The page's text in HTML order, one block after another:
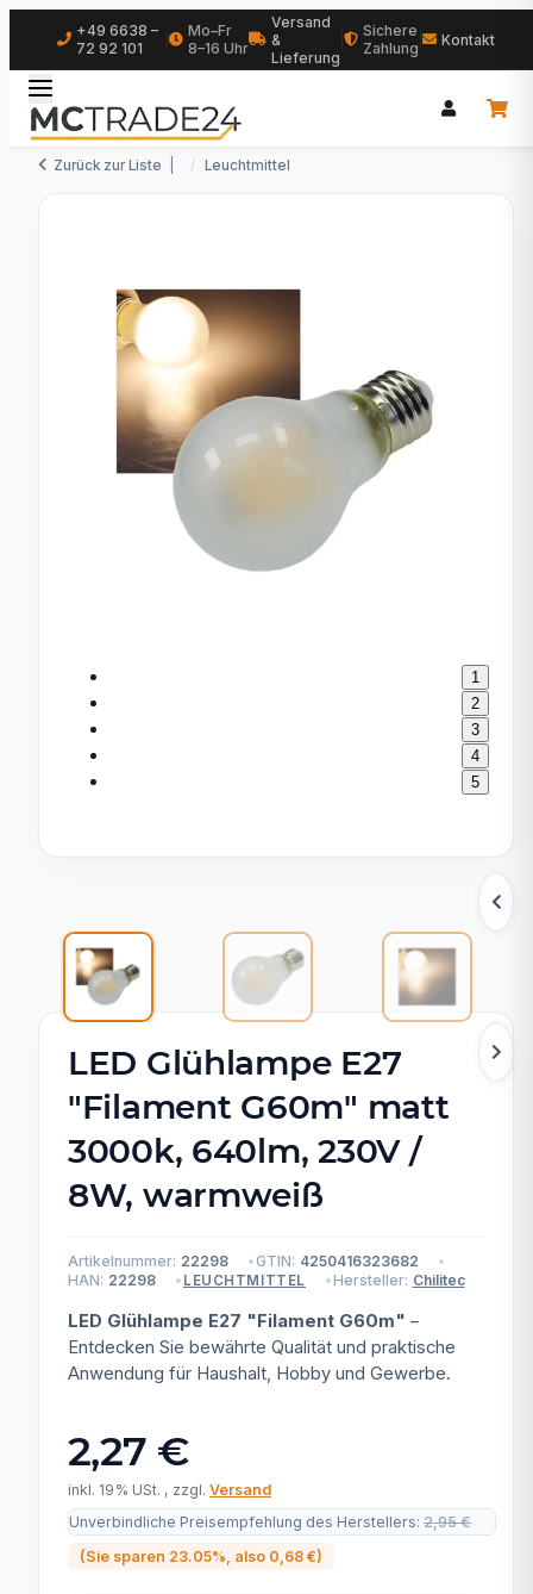
+49 6638 –
72 92 101
Mo–Fr
8–16 Uhr
Versand
&
Lieferung
Sichere
Zahlung
Kontakt
Zurück zur Liste Leuchtmittel
1
2
3
4
5
LED Glühlampe E27
"Filament G60m" matt
3000k, 640lm, 230V /
8W, warmweiß
Artikelnummer: 22298 GTIN: 4250416323682
HAN: 22298 LEUCHTMITTEL Hersteller: Chilitec
LED Glühlampe E27 "Filament G60m" –
Entdecken Sie bewährte Qualität und praktische
Anwendung für Haushalt, Hobby und Gewerbe.
2,27 €
inkl. 19% USt. , zzgl. Versand
Unverbindliche Preisempfehlung des Herstellers: 2,95 €
(Sie sparen 23.05% , also 0,68 €)